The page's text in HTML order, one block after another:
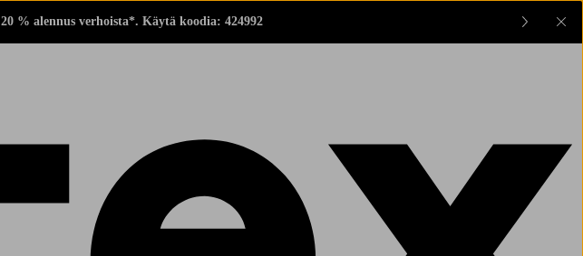
20 % alennus verhoista*. Käytä koodia: 424992